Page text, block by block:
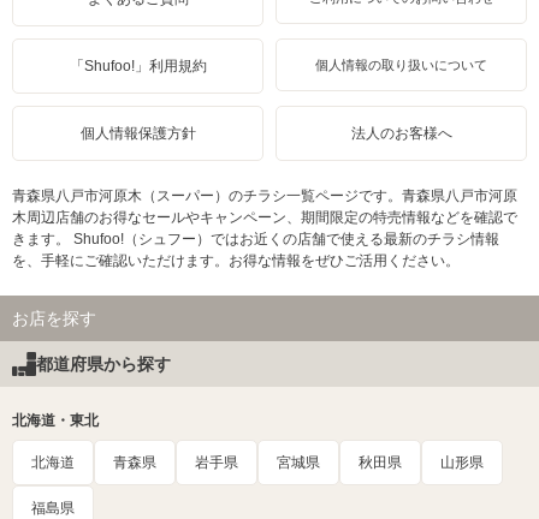
「Shufoo!」利用規約 個人情報の取り扱いについて
個人情報保護方針 法人のお客様へ
青森県八戸市河原木（スーパー）のチラシ一覧ページです。青森県八戸市河原
木周辺店舗のお得なセールやキャンペーン、期間限定の特売情報などを確認で
きます。 Shufoo!（シュフー）ではお近くの店舗で使える最新のチラシ情報
を、手軽にご確認いただけます。お得な情報をぜひご活用ください。
お店を探す
都道府県から探す
北海道・東北
北海道 青森県 岩手県 宮城県 秋田県 山形県
福島県